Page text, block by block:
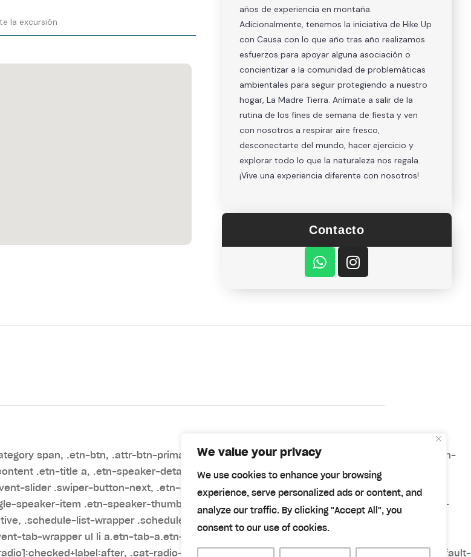
We value your privacy
We use cookies to enhance your browsing
experience, serve personalized ads or content, and
analyze our traffic. By clicking "Accept All", you
consent to our use of cookies.
la excursión
años de experiencia en montaña.
Adicionalmente, tenemos la iniciativa de Hike Up
con Causa con lo que año tras año realizamos
esfuerzos para apoyar alguna asociación o
concientizar a la comunidad de problemáticas
ambientales para seguir protegiendo a nuestro
hogar, La Madre Tierra. Anímate a salir de la
rutina de los fines de semana de fiesta y ven
con nosotros a respirar aire fresco,
desconectarte del mundo, hacer ejercicio y
explorar todo lo que la naturaleza nos regala.
¡Vive una experiencia diferente con nosotros!
Contacto
span, .etn-btn, .attr-btn-primary, .etn-attendee-form .etn-btn, .etn-ticket-widget .etn-
.etn-title a, .etn-speaker-details3 .speaker-title-info, .etn-event-slider .swiper-
slider .swiper-button-next, .etn-event-slider .swiper-button-prev, .etn-speaker-slider
speaker-item .etn-speaker-thumb .etn-speakers-social a, .etn-event-header .etn-event-
.schedule-list-wrapper .schedule-listing.multi-schedule-list .schedule-slot-time, .etn-
tab-wrapper ul li a.etn-tab-a.etn-active, .etn-btn, button.etn-btn.etn-btn-primary, .etn-
.cat-radio-btn-list [type=radio]:not(:checked)+label:after, .etn-default-